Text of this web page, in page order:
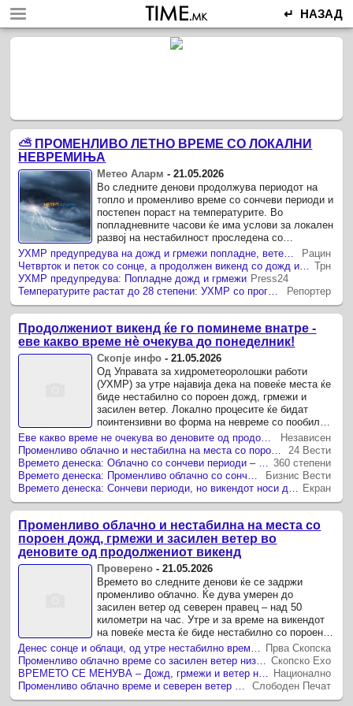
↵ НАЗАД
⛅️ ПРОМЕНЛИВО ЛЕТНО ВРЕМЕ СО ЛОКАЛНИ
НЕВРЕМИЊА
Метео Аларм -21.05.2026
Во следните денови продолжува периодот на
топло и променливо време со сончеви периоди и
постепен пораст на температурите. Во
попладневните часови ќе има услови за локален
развој на нестабилност проследена со
краткотраен дожд, грмежи и засилен ветер.Рацин
Трн
УХМР предупредува: Попладне дожд и грмежи Press24
Репортер
Продолжениот викенд ќе го поминеме внатре -
еве какво време нѐ очекува до понеделник!
Скопје инфо -21.05.2026
Од Управата за хидрометеоролошки работи
(УХМР) за утре најавија дека на повеќе места ќе
биде нестабилно со пороен дожд, грмежи и
засилен ветер. Локално процесите ќе бидат
поинтензивни во форма на невреме со пообилен
пороен дожд, електрични прaзнења, ...Независен
24 Вести
360 степени
Бизнис Вести
Екран
Променливо облачно и нестабилна на места со
пороен дожд, грмежи и засилен ветер во
деновите од продолжениот викенд
Проверено -21.05.2026
Времето во следните денови ќе се задржи
променливо облачно. Ќе дува умерен до
засилен ветер од северен правец – над 50
километри на час. Утре и за време на викендот
на повеќе места ќе биде нестабилно со пороен
дожд, грмежи и засилен ветер, соопштија ...
Денес сонце и облаци, од утре нестабилно време низ земјава Прва Скопска
Променливо облачно време со засилен ветер низ Македонија Скопско Ехо
ВРЕМЕТО СЕ МЕНУВА – Дожд, грмежи и ветер низ Македонија Национално
Променливо облачно време и северен ветер прогнозираат за денес метеоролозите
Слободен Печат